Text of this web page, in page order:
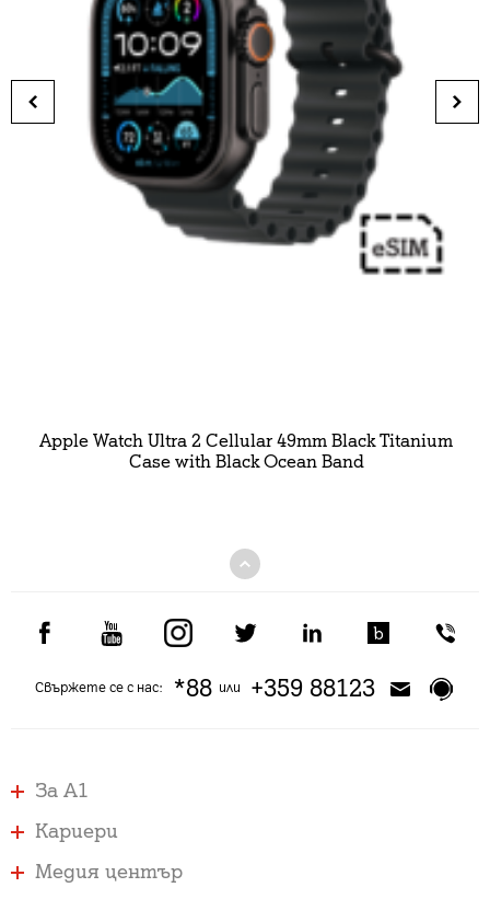
Apple Watch Ultra 2 Cellular 49mm Black Titanium
Case with Black Ocean Band
Свържете се с нас: *88или +359 88123
За А1
Кариери
Медия център